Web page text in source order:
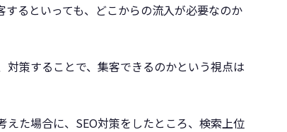
るといっても、どこからの流入が必要なのか
策することで、集客できるのかという視点は
た場合に、SEO対策をしたところ、検索上位